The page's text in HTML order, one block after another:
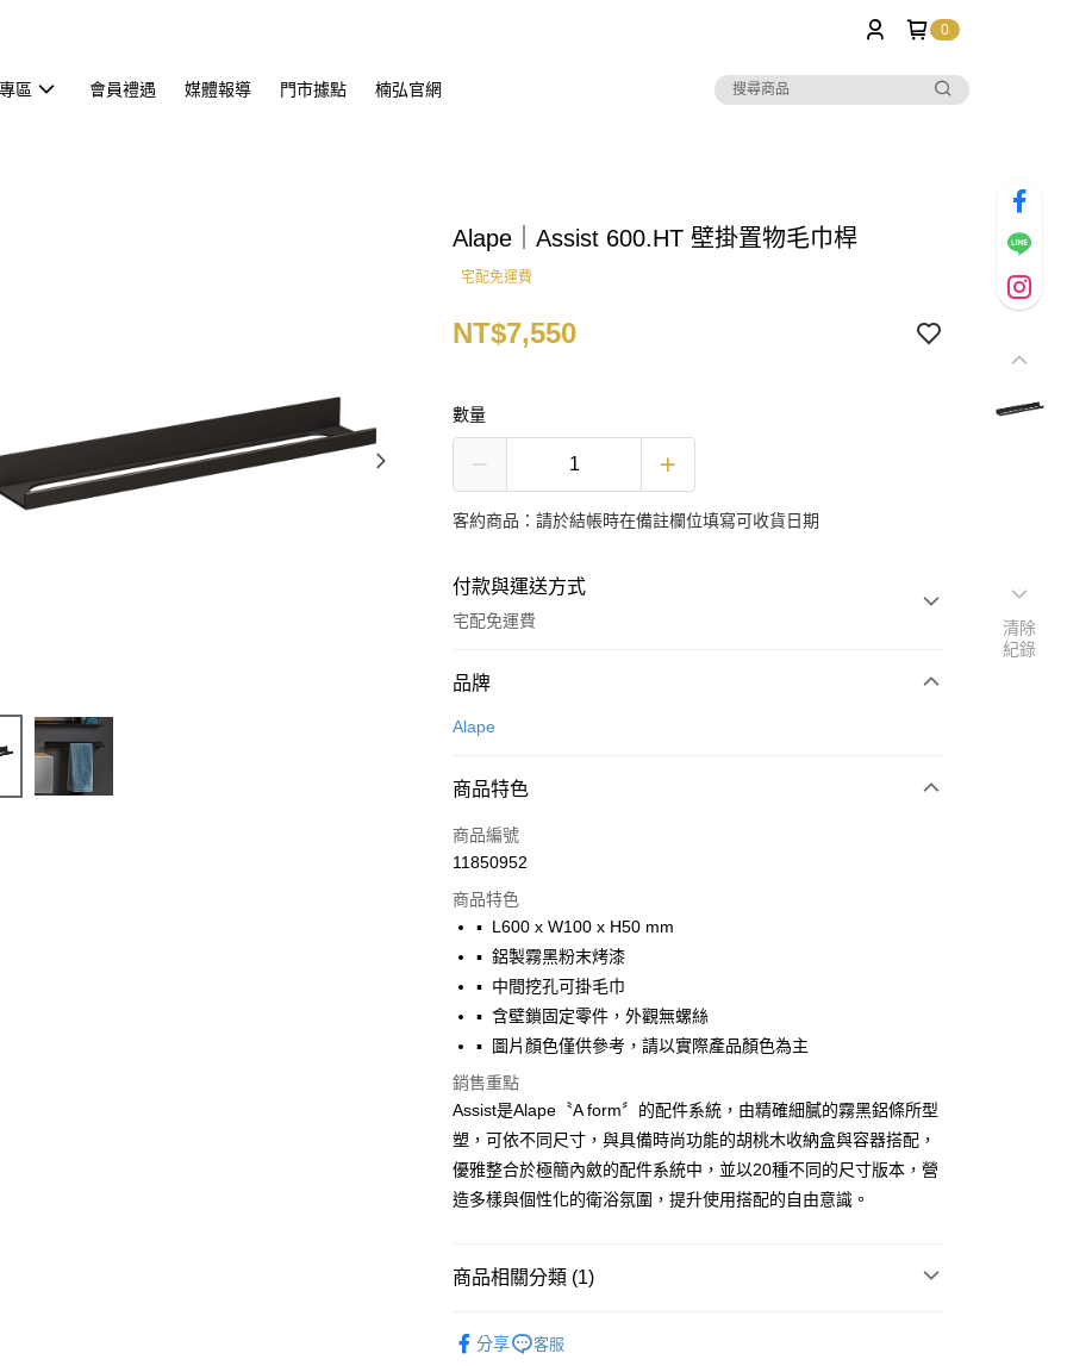
0
區 會員禮遇 媒體報導 門市據點 楠弘官網
Alape｜Assist 600.HT 壁掛置物毛巾桿
宅配免運費
NT$7,550
數量
客約商品：請於結帳時在備註欄位填寫可收貨日期
付款與運送方式
宅配免運費
付款方式
信用卡一次付款
運送方式
宅配
每筆NT$100，滿NT$3,000(含以上)免運費
全館免運
免運費
品牌
Alape
商品特色
商品編號
11850952
商品特色
▪ L600 x W100 x H50 mm
▪ 鋁製霧黑粉末烤漆
▪ 中間挖孔可掛毛巾
▪ 含壁鎖固定零件，外觀無螺絲
▪ 圖片顏色僅供參考，請以實際產品顏色為主
銷售重點
Assist是Alape〝A form〞的配件系統，由精確細膩的霧黑鋁條所型
塑，可依不同尺寸，與具備時尚功能的胡桃木收納盒與容器搭配，
優雅整合於極簡內斂的配件系統中，並以20種不同的尺寸版本，營
造多樣與個性化的衛浴氛圍，提升使用搭配的自由意識。
商品相關分類 (1)
分享
客服
清除
紀錄